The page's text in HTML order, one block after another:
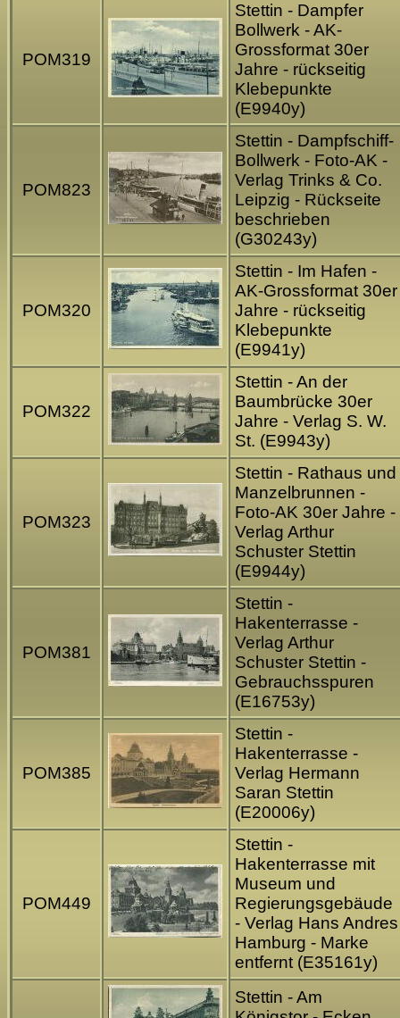
POM319
Stettin - Dampfer
Bollwerk - AK-
Grossformat 30er
Jahre - rückseitig
Klebepunkte
(E9940y)
POM823
Stettin - Dampfschiff-
Bollwerk - Foto-AK -
Verlag Trinks & Co.
Leipzig - Rückseite
beschrieben
(G30243y)
POM320
Stettin - Im Hafen -
AK-Grossformat 30er
Jahre - rückseitig
Klebepunkte
(E9941y)
POM322
Stettin - An der
Baumbrücke 30er
Jahre - Verlag S. W.
St. (E9943y)
POM323
Stettin - Rathaus und
Manzelbrunnen -
Foto-AK 30er Jahre -
Verlag Arthur
Schuster Stettin
(E9944y)
POM381
Stettin -
Hakenterrasse -
Verlag Arthur
Schuster Stettin -
Gebrauchsspuren
(E16753y)
POM385
Stettin -
Hakenterrasse -
Verlag Hermann
Saran Stettin
(E20006y)
POM449
Stettin -
Hakenterrasse mit
Museum und
Regierungsgebäude
- Verlag Hans Andres
Hamburg - Marke
entfernt (E35161y)
Stettin - Am